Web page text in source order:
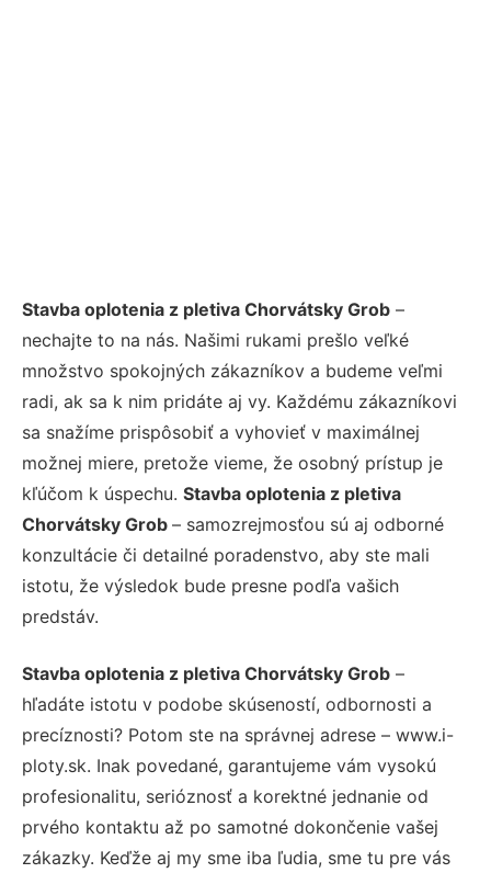
Stavba oplotenia z pletiva Chorvátsky Grob –
nechajte to na nás. Našimi rukami prešlo veľké
množstvo spokojných zákazníkov a budeme veľmi
radi, ak sa k nim pridáte aj vy. Každému zákazníkovi
sa snažíme prispôsobiť a vyhovieť v maximálnej
možnej miere, pretože vieme, že osobný prístup je
kľúčom k úspechu. Stavba oplotenia z pletiva
Chorvátsky Grob – samozrejmosťou sú aj odborné
konzultácie či detailné poradenstvo, aby ste mali
istotu, že výsledok bude presne podľa vašich
predstáv.
Stavba oplotenia z pletiva Chorvátsky Grob –
hľadáte istotu v podobe skúseností, odbornosti a
precíznosti? Potom ste na správnej adrese – www.i-
ploty.sk. Inak povedané, garantujeme vám vysokú
profesionalitu, serióznosť a korektné jednanie od
prvého kontaktu až po samotné dokončenie vašej
zákazky. Keďže aj my sme iba ľudia, sme tu pre vás